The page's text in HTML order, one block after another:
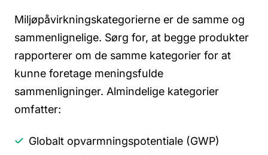
Miljøpåvirkningskategorierne er de samme og
sammenlignelige. Sørg for, at begge produkter
rapporterer om de samme kategorier for at
kunne foretage meningsfulde
sammenligninger. Almindelige kategorier
omfatter:
Globalt opvarmningspotentiale (GWP)